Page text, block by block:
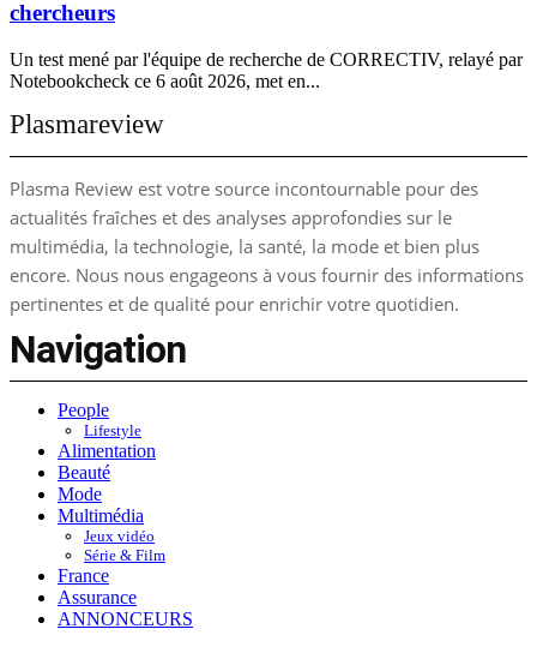
chercheurs
Un test mené par l'équipe de recherche de CORRECTIV, relayé par
Notebookcheck ce 6 août 2026, met en...
Plasmareview
Plasma Review est votre source incontournable pour des
actualités fraîches et des analyses approfondies sur le
multimédia, la technologie, la santé, la mode et bien plus
encore. Nous nous engageons à vous fournir des informations
pertinentes et de qualité pour enrichir votre quotidien.
Navigation
People
Lifestyle
Alimentation
Beauté
Mode
Multimédia
Jeux vidéo
Série & Film
France
Assurance
ANNONCEURS